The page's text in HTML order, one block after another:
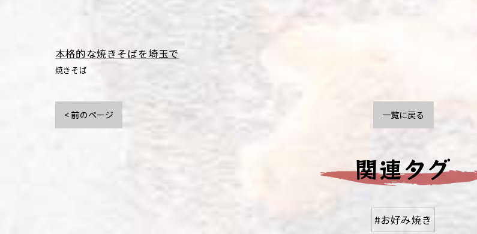
本格的な焼きそばを埼玉で
焼きそば
< 前のページ 一覧に戻る
関連タグ
#お好み焼き